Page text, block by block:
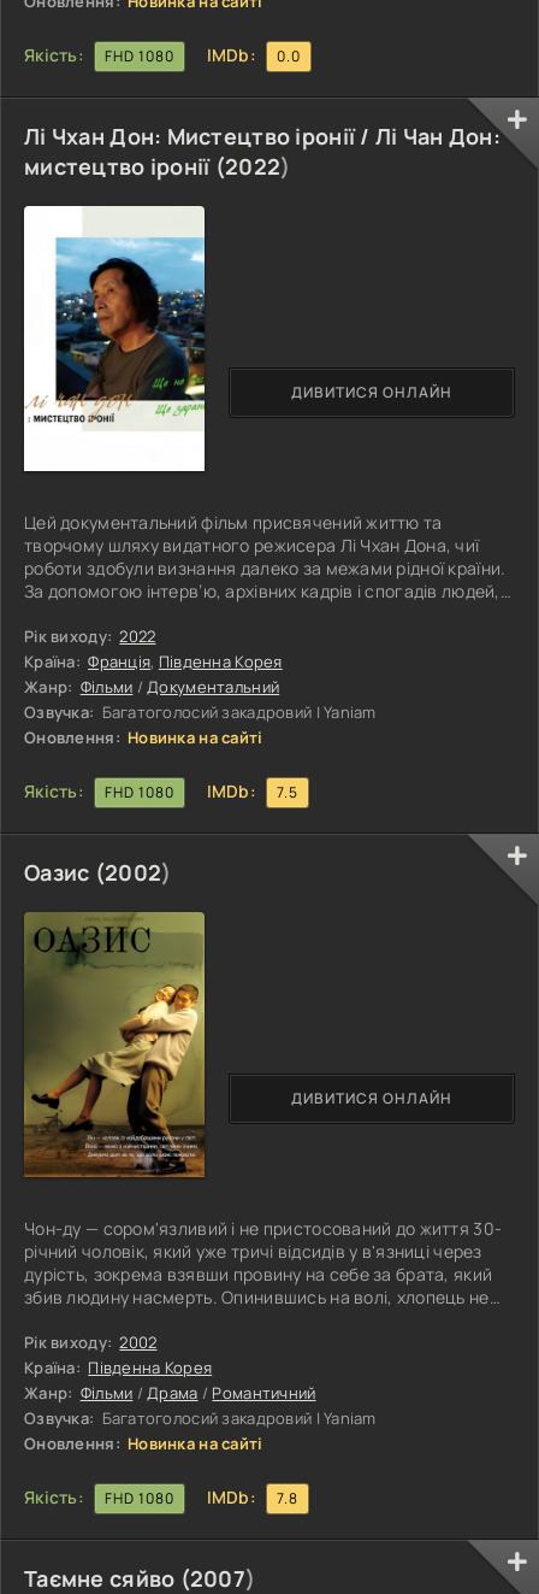
Якість: FHD 1080 IMDb: 0.0
Лі Чхан Дон: Мистецтво іронії / Лі Чан Дон:
мистецтво іронії (2022)
Цей документальний фільм присвячений життю та
творчому шляху видатного режисера Лі Чхан Дона, чиї
роботи здобули визнання далеко за межами рідної країни.
За допомогою інтерв’ю, архівних кадрів і спогадів людей,
особистість, творчі принципи та погляд на мистецтво.
Глядач отримує можливість зазирнути за лаштунки
створення відомих фільмів і краще зрозуміти джерела
натхнення режисера. Особлива увага приділяється
авторському стилю Лі Чхан Дона,
Рік виходу: 2022
Країна: Франція, Південна Корея
Жанр: Фільми /Документальний
Озвучка: Багатоголосий закадровий | Yaniam
Оновлення: Новинка на сайті
Якість: FHD 1080 IMDb: 7.5
ДИВИТИСЯ ОНЛАЙН
Оазис (2002)
Чон-ду — сором'язливий і не пристосований до життя 30-
річний чоловік, який уже тричі відсидів у в'язниці через
дурість, зокрема взявши провину на себе за брата, який
збив людину насмерть. Опинившись на волі, хлопець не
середовища, влаштовується на роботу посильним і
незабаром опиняється на порозі будинку жертви, яка
загинула під колесами автомобіля, розраховуючи
вибачитися перед сім'єю. Тут же він знайомиться з Гун-
чжу, молодою жінкою, яка страждає на
Рік виходу: 2002
Країна: Південна Корея
Жанр: Фільми /Драма / Романтичний
Озвучка: Багатоголосий закадровий | Yaniam
Оновлення: Новинка на сайті
Якість: FHD 1080 IMDb: 7.8
ДИВИТИСЯ ОНЛАЙН
Таємне сяйво (2007)